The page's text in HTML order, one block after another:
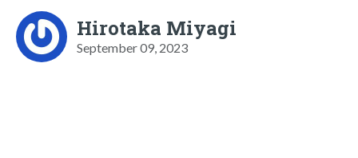
Hirotaka Miyagi
September 09, 2023